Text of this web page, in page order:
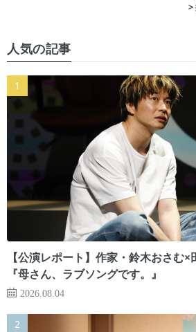
>
人気の記事
【公演レポート】作家・鈴木おさむ×
『母さん、ラブソングです。』
2026.08.04